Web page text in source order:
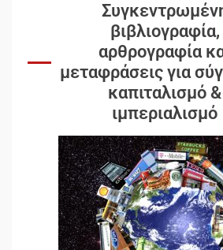
βιβλιογραφία,
αρθρογραφία
μεταφράσεις για
καπιταλισμό &
ιμπεριαλισμό